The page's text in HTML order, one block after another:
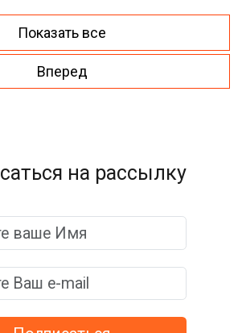
Показать все
Вперед
на рассылку